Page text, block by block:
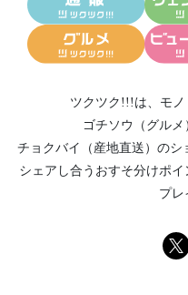
ツクツク!!!は、 モノ
ゴチソウ（グルメ
チョクバイ（産地直送） のシ
シェアし合う おすそ分けポイ
プレ